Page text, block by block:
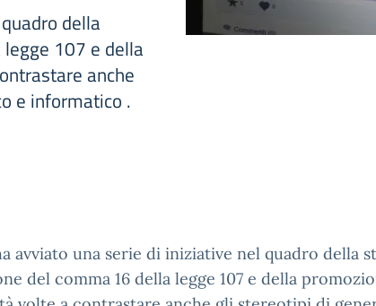
della
107 e della
anche
e informatico .
avviato una serie di iniziative nel quadro della
del comma 16 della legge 107 e della